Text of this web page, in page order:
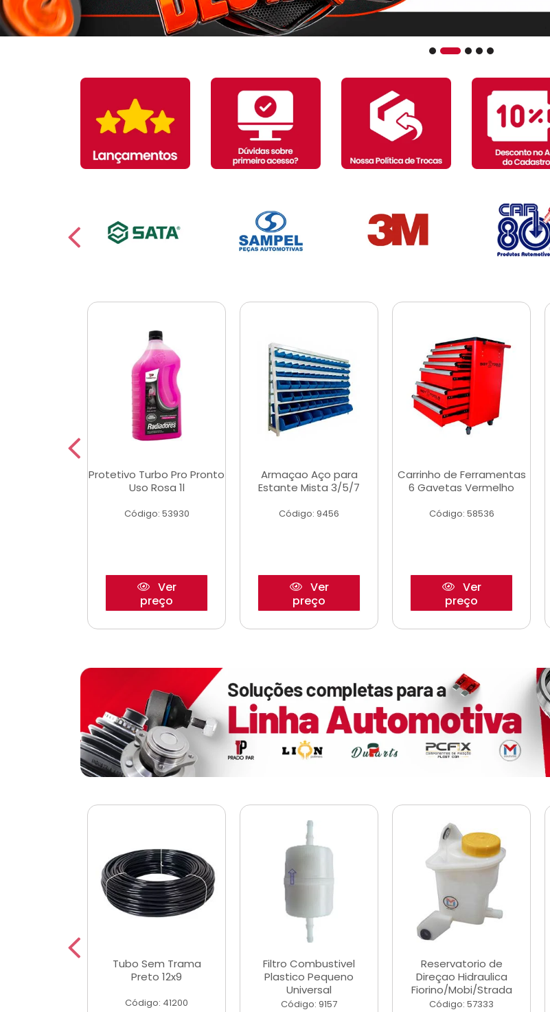
Protetivo Turbo Pro Pronto
Uso Rosa 1l
Código: 53930
Ver
preço
Armaçao Aço para
Estante Mista 3/5/7
Código: 9456
Ver
preço
Carrinho de Ferramentas
6 Gavetas Vermelho
Código: 58536
Ver
preço
Tubo Sem Trama
Preto 12x9
Código: 41200
Filtro Combustivel
Plastico Pequeno
Universal
Código: 9157
Reservatorio de
Direçao Hidraulica
Fiorino/Mobi/Strada
Código: 57333